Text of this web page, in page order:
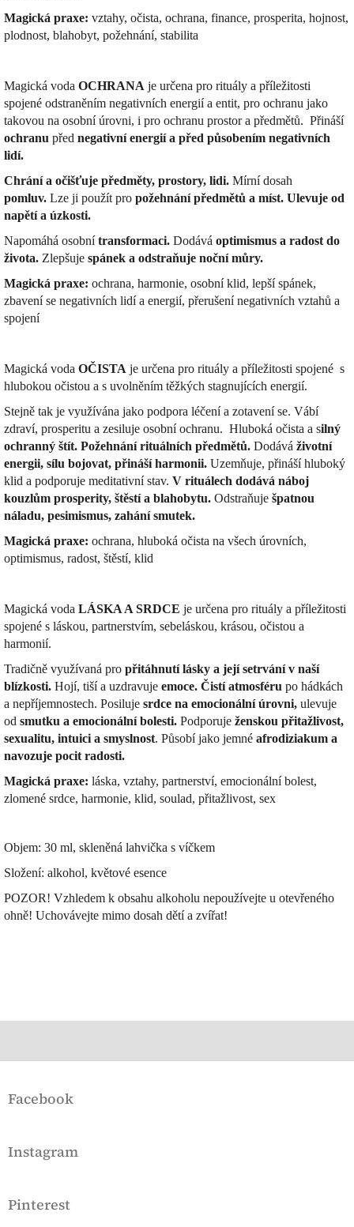
Magická praxe: vztahy, očista, ochrana, finance, prosperita, hojnost,
plodnost, blahobyt, požehnání, stabilita
Magická voda OCHRANA je určena pro rituály a příležitosti
spojené odstraněním negativních energií a entit, pro ochranu jako
takovou na osobní úrovni, i pro ochranu prostor a předmětů. Přináší
ochranu před negativní energií a před působením negativních
lidí.
Chrání a očišťuje předměty, prostory, lidi. Mírní dosah
pomluv. Lze ji použít pro požehnání předmětů a míst. Ulevuje od
napětí a úzkosti.
Napomáhá osobnítransformaci. Dodává optimismus a radost do
života. Zlepšuje spánek a odstraňuje noční můry.
Magická praxe: ochrana, harmonie, osobní klid, lepší spánek,
zbavení se negativních lidí a energií, přerušení negativních vztahů a
spojení
Magická voda OČISTA je určena pro rituály a příležitosti spojené s
hlubokou očistou a s uvolněním těžkých stagnujících energií.
Stejně tak je využívána jako podpora léčení a zotavení se. Vábí
zdraví, prosperitu a zesiluje osobní ochranu. Hluboká očista a silný
ochranný štít. Požehnání rituálních předmětů. Dodává životní
energii, sílu bojovat, přináší harmonii. Uzemňuje, přináší hluboký
klid a podporuje meditativní stav. V rituálech dodává náboj
kouzlům prosperity, štěstí a blahobytu. Odstraňuje špatnou
náladu, pesimismus, zahání smutek.
Magická praxe: ochrana, hluboká očista na všech úrovních,
optimismus, radost, štěstí, klid
Magická voda LÁSKA A SRDCE je určena pro rituály a příležitosti
spojené s láskou, partnerstvím, sebeláskou, krásou, očistou a
harmonií.
Tradičně využívaná pro přitáhnutí lásky a její setrvání v naší
blízkosti. Hojí, tiší a uzdravuje emoce. Čistí atmosféru po hádkách
a nepříjemnostech. Posiluje srdce na emocionální úrovni, ulevuje
od smutku a emocionální bolesti. Podporuje ženskou přitažlivost,
sexualitu, intuici a smyslnost. Působí jako jemné afrodiziakum a
navozuje pocit radosti.
Magická praxe: láska, vztahy, partnerství, emocionální bolest,
zlomené srdce, harmonie, klid, soulad, přitažlivost, sex
Objem: 30 ml, skleněná lahvička s víčkem
Složení: alkohol, květové esence
POZOR! Vzhledem k obsahu alkoholu nepoužívejte u otevřeného
ohně! Uchovávejte mimo dosah dětí a zvířat!
pFacebook
Instagram
Pinterest